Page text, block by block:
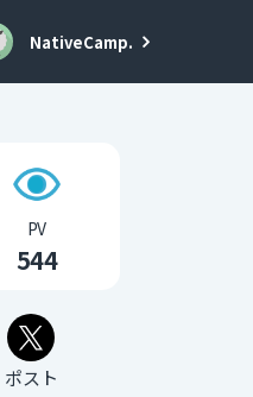
NativeCamp.
PV
544
ポスト